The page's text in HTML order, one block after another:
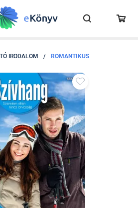
IRODALOM / ROMANTIKUS